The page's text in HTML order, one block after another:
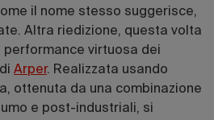
il nome stesso suggerisce,
Altra riedizione, questa volta
virtuosa dei
di Arper. Realizzata usando
ottenuta da una combinazione
e post-industriali, si